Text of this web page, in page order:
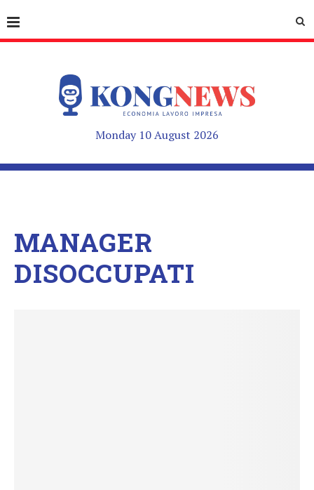
Monday 10 August 2026
MANAGER
DISOCCUPATI